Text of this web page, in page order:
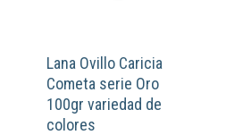
Lana Ovillo Caricia
Cometa serie Oro
100gr variedad de
colores